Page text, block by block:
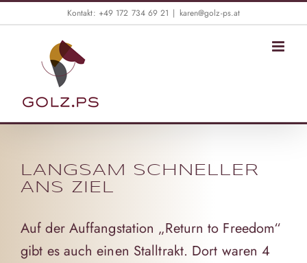
content
Kontakt: +49 172 734 69 21 | karen@golz-ps.at
LANGSAM SCHNELLER
ANS ZIEL
Auf der Auffangstation „Return to Freedom“
gibt es auch einen Stalltrakt. Dort waren 4